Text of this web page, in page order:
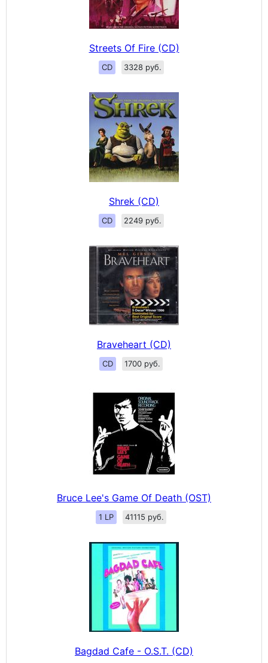
Streets Of Fire (CD)
CD 3328 руб.
Shrek (CD)
CD 2249 руб.
Braveheart (CD)
CD 1700 руб.
Bruce Lee's Game Of Death (OST)
1 LP 41115 руб.
Bagdad Cafe - O.S.T. (CD)